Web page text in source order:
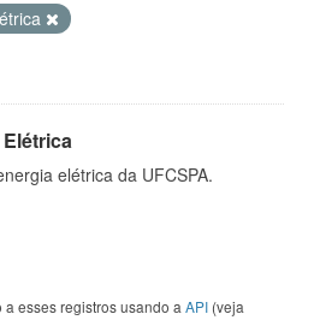
elétrica da UFCSPA.
esses registros usando a API (veja